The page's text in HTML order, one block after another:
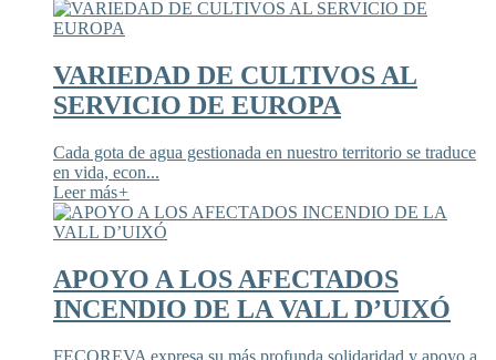
VARIEDAD DE CULTIVOS AL
SERVICIO DE EUROPA
Cada gota de agua gestionada en nuestro territorio se traduce
en vida, econ...
Leer más+
APOYO A LOS AFECTADOS
INCENDIO DE LA VALL D’UIXÓ
FECOREVA expresa su más profunda solidaridad y apoyo a